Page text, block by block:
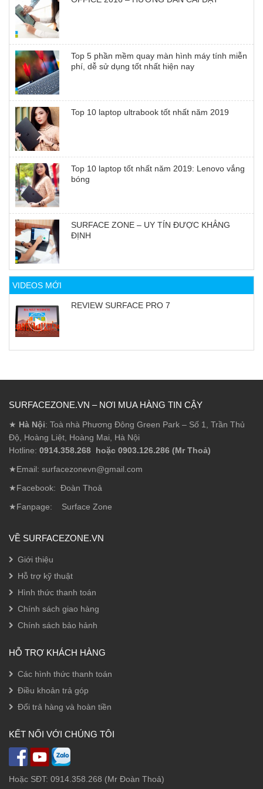
Top 5 phần mềm quay màn hình máy tính miễn
phí, dễ sử dụng tốt nhất hiện nay
Top 10 laptop ultrabook tốt nhất năm 2019
Top 10 laptop tốt nhất năm 2019: Lenovo vắng
bóng
SURFACE ZONE – UY TÍN ĐƯỢC KHẲNG
ĐỊNH
VIDEOS MỚI
REVIEW SURFACE PRO 7
SURFACEZONE.VN – NƠI MUA HÀNG TIN CẬY
★ Hà Nội: Toà nhà Phương Đông Green Park – Số 1, Trần Thủ
Độ, Hoàng Liệt, Hoàng Mai, Hà Nội
Hotline: 0914.358.268 hoặc 0903.126.286 (Mr Thoả)
★Email: surfacezonevn@gmail.com
★Facebook: Đoàn Thoả
★Fanpage: Surface Zone
VỀ SURFACEZONE.VN
Giới thiệu
Hỗ trợ kỹ thuật
Hình thức thanh toán
Chính sách giao hàng
Chính sách bảo hảnh
HỖ TRỢ KHÁCH HÀNG
Các hình thức thanh toán
Điều khoản trả góp
Đổi trả hàng và hoàn tiền
KẾT NỐI VỚI CHÚNG TÔI
Hoặc SĐT: 0914.358.268 (Mr Đoàn Thoả)